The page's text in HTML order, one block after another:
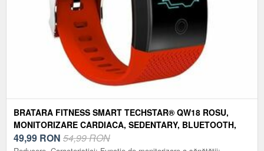
BRATARA FITNESS SMART TECHSTAR® QW18 ROSU,
MONITORIZARE CARDIACA, SEDENTARY, BLUETOOTH,
IP65, ECRAN IPS
49,99 RON 54,99 RON